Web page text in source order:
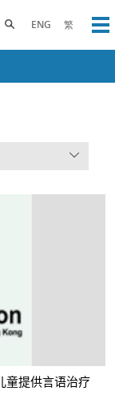
ENG 繁
Toggle search panel
童提供言语治疗